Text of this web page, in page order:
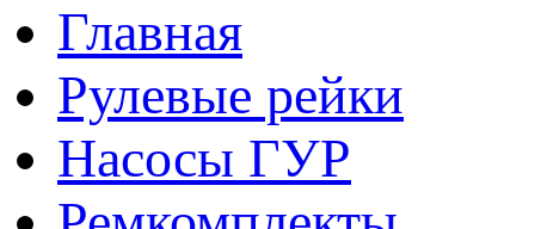
Главная
Рулевые рейки
Насосы ГУР